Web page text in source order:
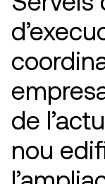
de
nou